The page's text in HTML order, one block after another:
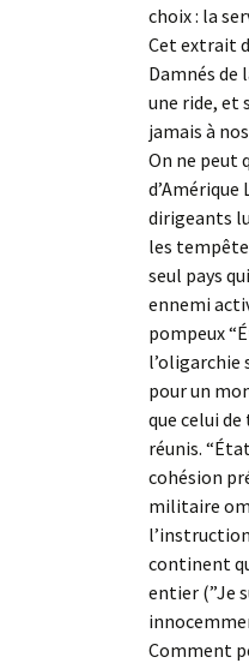
choix : la
Cet extrait
Damnés de
une ride, et
jamais à
On ne peut
dirigeants
les
seul pays
ennemi
pompeux
l’oligarchie
pour un
que celui
réunis.
cohésion
militaire
continent
entier (”Je
Comment